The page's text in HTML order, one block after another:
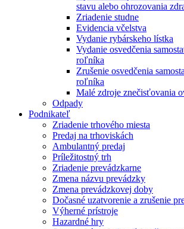
stavu alebo ohrozovania
Zriadenie studne
Evidencia včelstva
Vydanie rybárskeho lístka
Vydanie osvedčenia
roľníka
Zrušenie osvedčenia
roľníka
Malé zdroje znečisťovania
Odpady
Podnikateľ
Zriadenie trhového miesta
Predaj na trhoviskách
Ambulantný predaj
Príležitostný trh
Zriadenie prevádzkarne
Zmena názvu prevádzky
Zmena prevádzkovej doby
Dočasné uzatvorenie a zrušenie
Výherné prístroje
Hazardné hry